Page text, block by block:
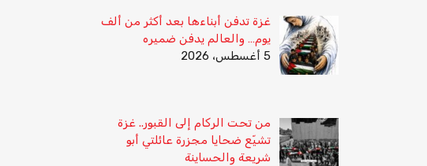
غزة تدفن أبناءها بعد أكثر من ألف
يوم… والعالم يدفن ضميره
5 أغسطس، 2026
من تحت الركام إلى القبور.. غزة
تشيّع ضحايا مجزرة عائلتي أبو
شريعة والحساينة